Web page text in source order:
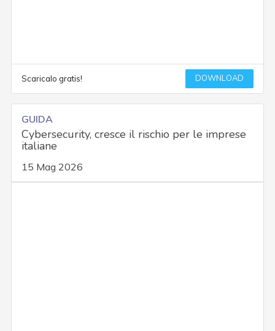
Scaricalo gratis! DOWNLOAD
GUIDA
Cybersecurity, cresce il rischio per le imprese
italiane
15 Mag 2026